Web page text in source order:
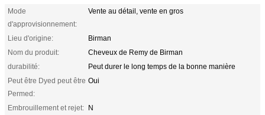
Mode
d'approvisionnement:
Vente au détail, vente en gros
Lieu d'origine:
Birman
Nom du produit:
Cheveux de Remy de Birman
durabilité:
Peut durer le long temps de la bonne manière
Peut être Dyed peut être
Permed:
Oui
Embrouillement et rejet: N